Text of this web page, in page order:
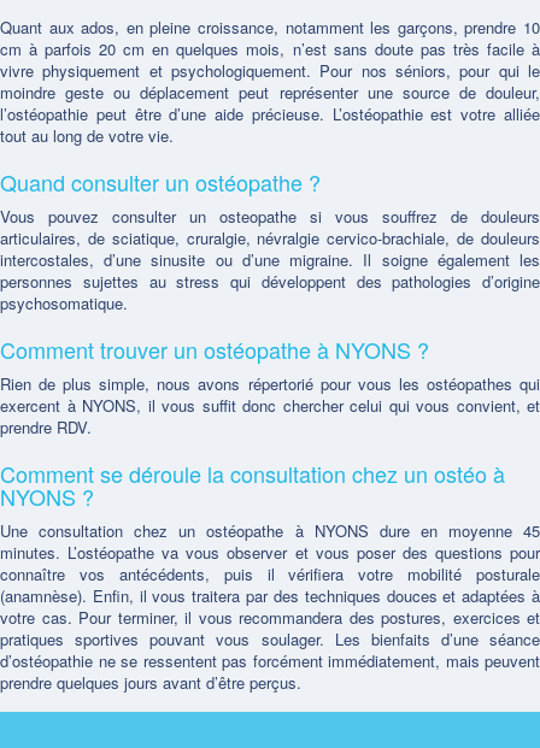
Quant aux ados, en pleine croissance, notamment les garçons, prendre 10
cm à parfois 20 cm en quelques mois, n’est sans doute pas très facile à
vivre physiquement et psychologiquement. Pour nos séniors, pour qui le
moindre geste ou déplacement peut représenter une source de douleur,
l’ostéopathie peut être d’une aide précieuse. L’ostéopathie est votre alliée
tout au long de votre vie.
Quand consulter un ostéopathe ?
Vous pouvez consulter un osteopathe si vous souffrez de douleurs
articulaires, de sciatique, cruralgie, névralgie cervico-brachiale, de douleurs
intercostales, d’une sinusite ou d’une migraine. Il soigne également les
personnes sujettes au stress qui développent des pathologies d’origine
psychosomatique.
Comment trouver un ostéopathe à NYONS ?
Rien de plus simple, nous avons répertorié pour vous les ostéopathes qui
exercent à NYONS, il vous suffit donc chercher celui qui vous convient, et
prendre RDV.
Comment se déroule la consultation chez un ostéo à
NYONS ?
Une consultation chez un ostéopathe à NYONS dure en moyenne 45
minutes. L’ostéopathe va vous observer et vous poser des questions pour
connaître vos antécédents, puis il vérifiera votre mobilité posturale
(anamnèse). Enfin, il vous traitera par des techniques douces et adaptées à
votre cas. Pour terminer, il vous recommandera des postures, exercices et
pratiques sportives pouvant vous soulager. Les bienfaits d’une séance
d’ostéopathie ne se ressentent pas forcément immédiatement, mais peuvent
prendre quelques jours avant d’être perçus.